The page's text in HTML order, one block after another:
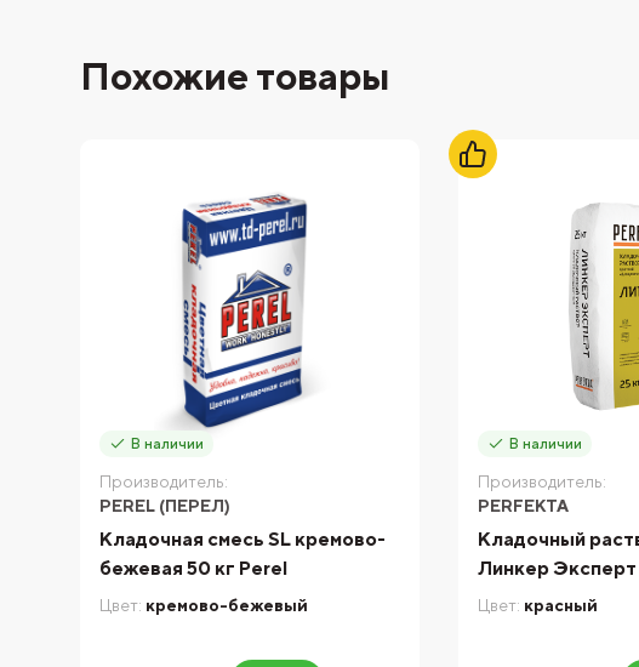
Похожие товары
В наличии
Производитель:
PEREL (ПЕРЕЛ)
Кладочная смесь SL кремово-
бежевая 50 кг Perel
Цвет: кремово-бежевый
В наличии
Производитель:
PERFEKTA
Кладочный
Линкер Эксперт
Цвет: красный